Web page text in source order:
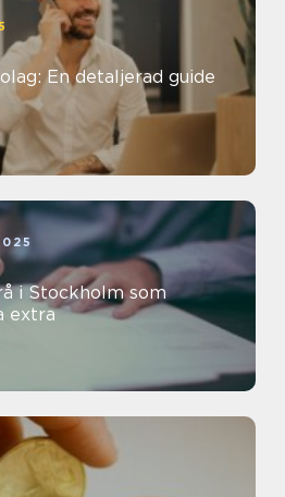
En detaljerad guide
i Stockholm som
extra